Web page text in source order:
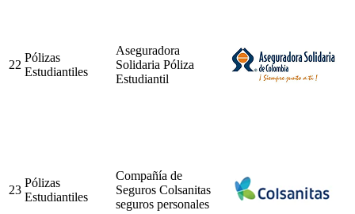
22
Pólizas
Estudiantiles
Aseguradora
Solidaria Póliza
Estudiantil
23
Pólizas
Estudiantiles
Compañía de
Seguros Colsanitas
seguros personales